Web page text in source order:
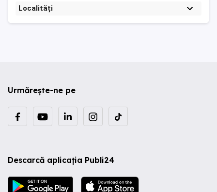
Localități
Urmărește-ne pe
Descarcă aplicația Publi24